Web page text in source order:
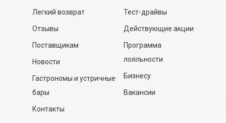
Легкий возврат
Отзывы
Поставщикам
Новости
Гастрономы и устричные
бары
Контакты
Тест-драйвы
Действующие акции
Программа
лояльности
Бизнесу
Вакансии